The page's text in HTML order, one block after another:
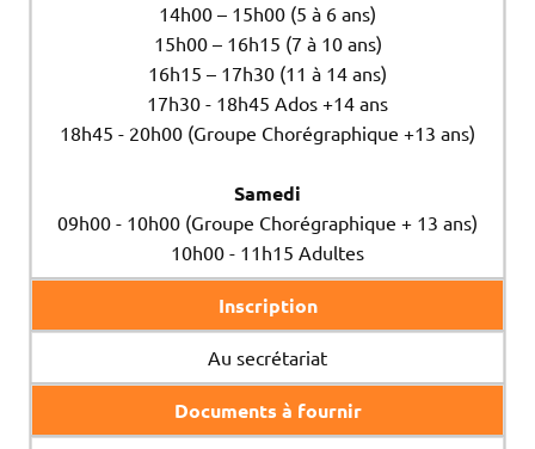
14h00 – 15h00 (5 à 6 ans)
15h00 – 16h15 (7 à 10 ans)
16h15 – 17h30 (11 à 14 ans)
17h30 - 18h45 Ados +14 ans
18h45 - 20h00 (Groupe Chorégraphique +13 ans)
Samedi
09h00 - 10h00 (Groupe Chorégraphique + 13 ans)
10h00 - 11h15 Adultes
Inscription
Au secrétariat
Documents à fournir